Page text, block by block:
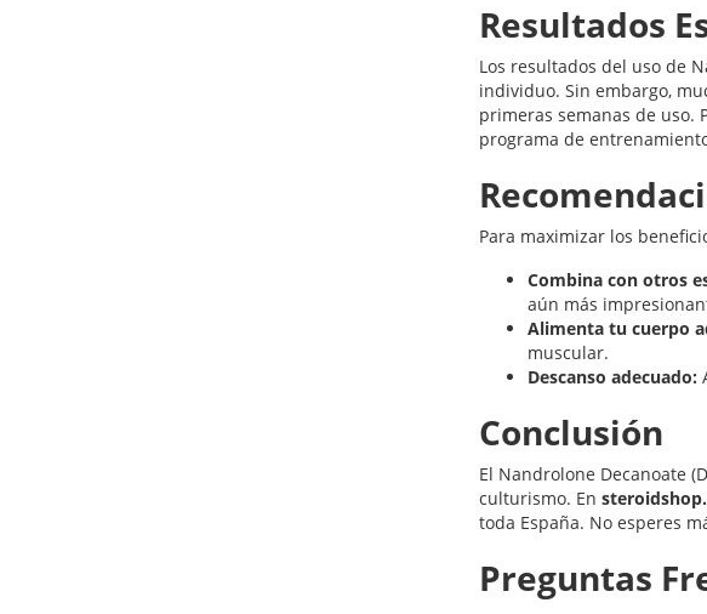
Resultados
Los resultados del uso de
individuo. Sin embargo,
primeras semanas de uso.
programa de
Para maximizar los
Combina con otros
aún más
Alimenta tu cuerpo
muscular.
Descanso adecuado:
Conclusión
El Nandrolone Decanoate
culturismo. En
toda España. No esperes
Preguntas